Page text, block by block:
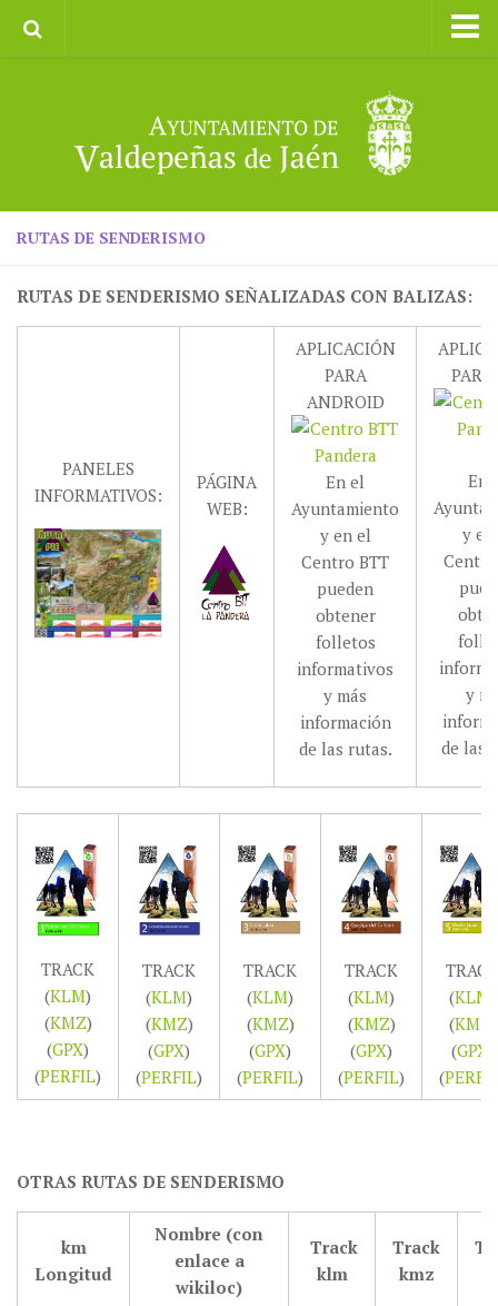
II CXM ROMPEALBARCAS 2023
RUTAS DE SENDERISMO
RUTAS DE SENDERISMO SEÑALIZADAS CON BALIZAS:
PANELES
INFORMATIVOS:
PÁGINA
WEB:
APLICACIÓN
PARA
ANDROID
En el
Ayuntamiento
y en el
Centro BTT
pueden
obtener
folletos
informativos
y más
información
de las rutas.
PARA
En
y
y
de las
TRACK
(KLM)
(KMZ)
(GPX)
(PERFIL)
TRACK
(KLM)
(KMZ)
(GPX)
(PERFIL)
TRACK
(KLM)
(KMZ)
(GPX)
(PERFIL)
TRACK
(KLM)
(KMZ)
(GPX)
(PERFIL)
TRACK
(KLM
(KMZ
(GPX
(
OTRAS RUTAS DE SENDERISMO
km
Longitud
Nombre (con
enlace a
wikiloc)
Track
klm
Track
kmz